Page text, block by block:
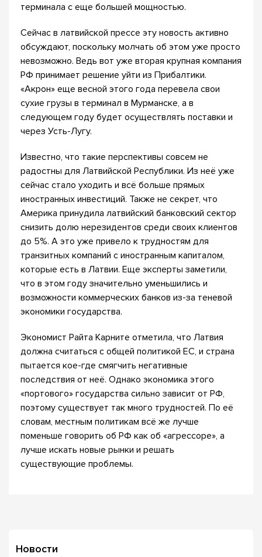
терминала с еще большей мощностью.
Сейчас в латвийской прессе эту новость активно
обсуждают, поскольку молчать об этом уже просто
невозможно. Ведь вот уже вторая крупная компания
РФ принимает решение уйти из Прибалтики.
«Акрон» еще весной этого года перевела свои
сухие грузы в терминал в Мурманске, а в
следующем году будет осуществлять поставки и
через Усть-Лугу.
Известно, что такие перспективы совсем не
радостны для Латвийской Республики. Из неё уже
сейчас стало уходить и всё больше прямых
иностранных инвестиций. Также не секрет, что
Америка принудила латвийский банковский сектор
снизить долю нерезидентов среди своих клиентов
до 5%. А это уже привело к трудностям для
транзитных компаний с иностранным капиталом,
которые есть в Латвии. Еще эксперты заметили,
что в этом году значительно уменьшились и
возможности коммерческих банков из-за теневой
экономики государства.
Экономист Райта Карните отметила, что Латвия
должна считаться с общей политикой ЕС, и страна
пытается кое-где смягчить негативные
последствия от неё. Однако экономика этого
«портового» государства сильно зависит от РФ,
поэтому существует так много трудностей. По её
словам, местным политикам всё же лучше
поменьше говорить об РФ как об «агрессоре», а
лучше искать новые рынки и решать
существующие проблемы.
Новости